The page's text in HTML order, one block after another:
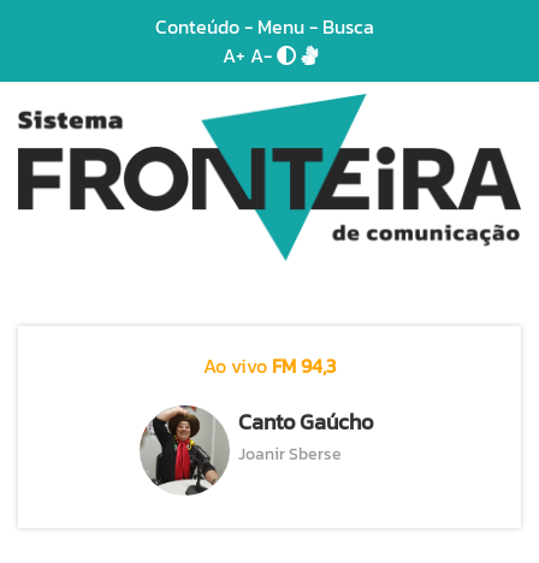
Conteúdo- Menu- Busca
A+ A-
Ao vivo FM 94,3
Canto Gaúcho
Joanir Sberse